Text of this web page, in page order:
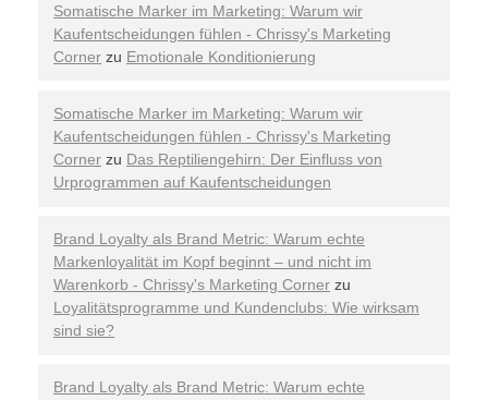
Somatische Marker im Marketing: Warum wir
Kaufentscheidungen fühlen - Chrissy's Marketing
Corner zu Emotionale Konditionierung
Somatische Marker im Marketing: Warum wir
Kaufentscheidungen fühlen - Chrissy's Marketing
Corner zu Das Reptiliengehirn: Der Einfluss von
Urprogrammen auf Kaufentscheidungen
Brand Loyalty als Brand Metric: Warum echte
Markenloyalität im Kopf beginnt – und nicht im
Warenkorb - Chrissy's Marketing Corner zu
Loyalitätsprogramme und Kundenclubs: Wie wirksam
sind sie?
Brand Loyalty als Brand Metric: Warum echte